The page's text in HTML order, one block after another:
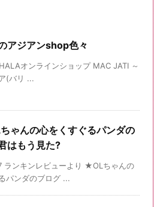
アジアンshop色々
オンラインショップ MAC JATI ～
(バリ ...
ゃんの心をくすぐるパンダの
はもう見た?
ランキンレビューより ★OLちゃんの
パンダのブログ ...